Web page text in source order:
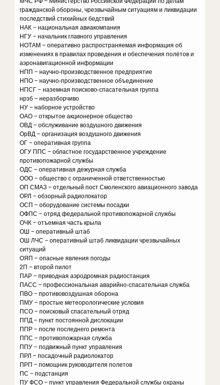
гражданской обороны, чрезвычайным ситуациям и ликвидации
последствий стихийных бедствий
НАК − национальная авиакомпания
НГУ − начальник главного управления
НОТАМ − оперативно распространяемая информация об
изменениях в правилах проведения и обеспечения полётов и
аэронавигационной информации
НПП − научно-производственное предприятие
НПО − научно-производственное объединение
НПСГ − наземная поисково-спасательная группа
нрзб − неразборчиво
НУ − наборное устройство
ОАО − открытое акционерное общество
ОВД − обслуживание воздушного движения
ОрВД − организация воздушного движения
ОГ − оперативная группа
ОГУ ППС − областное государственное учреждение
противопожарной службы
ОДС − оперативная дежурная служба
ООО − общество с ограниченной ответственностью
ОП СМАЗ − отдельный пост Смоленского авиационного завода
ОРЛ − обзорный радиолокатор
ОСП − оборудование системы посадки
ОФПС − отряд федеральной противопожарной службы
ОЧК − отъемная часть крыла
ОШ − оперативный штаб
ОШ ЛЧС − оперативный штаб ликвидации чрезвычайных
ситуаций
ОЯП − опасные явления погоды
2П − второй пилот
ПАР − приводная аэродромная радиостанция
ПАСС − профессиональная аварийно-спасательная служба
ПВО − противовоздушная оборона
ПМУ − простые метеорологические условия
ПСО − поисковый спасательный отряд
ППД − пункт постоянной дислокации
ППР − после последнего ремонта
ППС − противопожарная служба
ППУ − подвижный пункт управления
ПРЛ − посадочный радиолокатор
ПРП − помощник руководителя полетов
ПС − подстанция
ПУ ФСО − пункт управления Федеральной службы охраны